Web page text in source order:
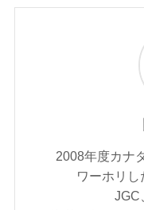
2008年度カナ
ワーホリし
JGC